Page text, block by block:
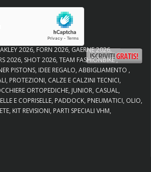
2026 FORN 2026 GAERNE 2026
2026 SHOT 2026 TEAM FASHIONBIKE
PISTONS IDEE REGALO ABBIGLIAMENTO
PROTEZIONI CALZE E CALZINI TECNICI
ORTOPEDICHE JUNIOR CASUAL
E COPRISELLE PADDOCK PNEUMATICI OLIO
KIT REVISIONI PARTI SPECIALI VHM